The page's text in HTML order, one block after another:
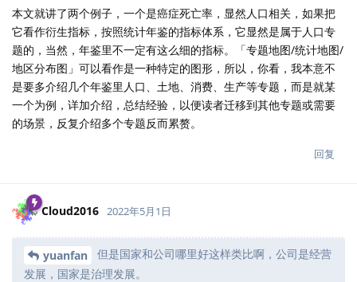
本文就讲了两个例子，一个是癌症死亡率，显然人口相关，如果把
它看作衍生指标，按照统计年鉴的指标体系，它显然是属于人口专
题的，当然，年鉴里不一定有这么细的指标。「专题地图/统计地图/
地区分布图」可以看作是一种特定的图形，所以，你看，我本意不
是要多介绍几个年鉴里人口、土地、消费、生产等专题，而是就某
一个为例，详加介绍，总结经验，以便读者迁移到其他专题或需要
的场景，反复介绍多个专题反而累赘。
回复
Cloud2016 2022年5月1日
yuanfan
但是国家和公司哪里好这样类比啊，公司是经营
发展，国家是治理发展。